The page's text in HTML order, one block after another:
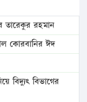
তারেকুর রহমান
কোরবানির ঈদ
বিদ্যুৎ বিভাগের